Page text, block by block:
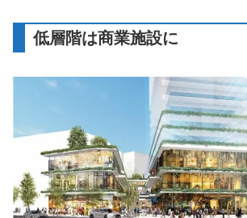
低層階は商業施設に